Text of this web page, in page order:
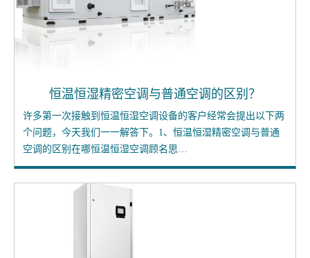
恒温恒湿精密空调与普通空调的区别？
许多第一次接触到恒温恒湿空调设备的客户经常会提出以下两
个问题，今天我们一一解答下。1、恒温恒湿精密空调与普通
空调的区别在哪恒温恒湿空调顾名思…